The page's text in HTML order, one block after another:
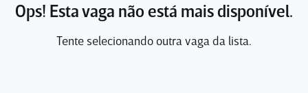
Ops! Esta vaga não está mais disponível.
Tente selecionando outra vaga da lista.